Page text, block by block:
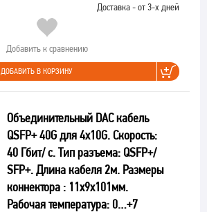
Доставка - от 3-х дней
Добавить к сравнению
ДОБАВИТЬ В КОРЗИНУ
Объединительный DAC кабель
QSFP+ 40G для 4х10G. Скорость:
40 Гбит/ c. Тип разъема: QSFP+/
SFP+. Длина кабеля 2м. Размеры
коннектора : 11x9x101мм.
Рабочая температура: 0…+7